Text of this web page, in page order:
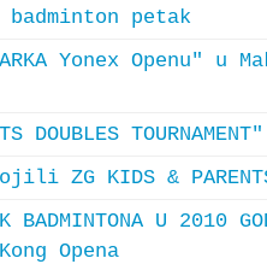
petak
Yonex Openu" u
DOUBLES
ZG KIDS &
BADMINTONA U 2010
Opena